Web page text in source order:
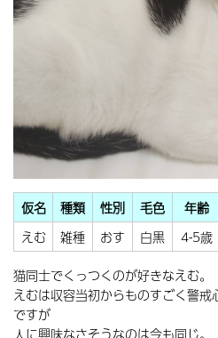
仮名 種類 性別 毛色 年齢
えむ
雑種 おす 白黒 4-5歳
猫同士でくっつくのが好きなえむ。
えむは収容当初からものすごく警
ですが
人に興味なさそうなのは今も同じ。